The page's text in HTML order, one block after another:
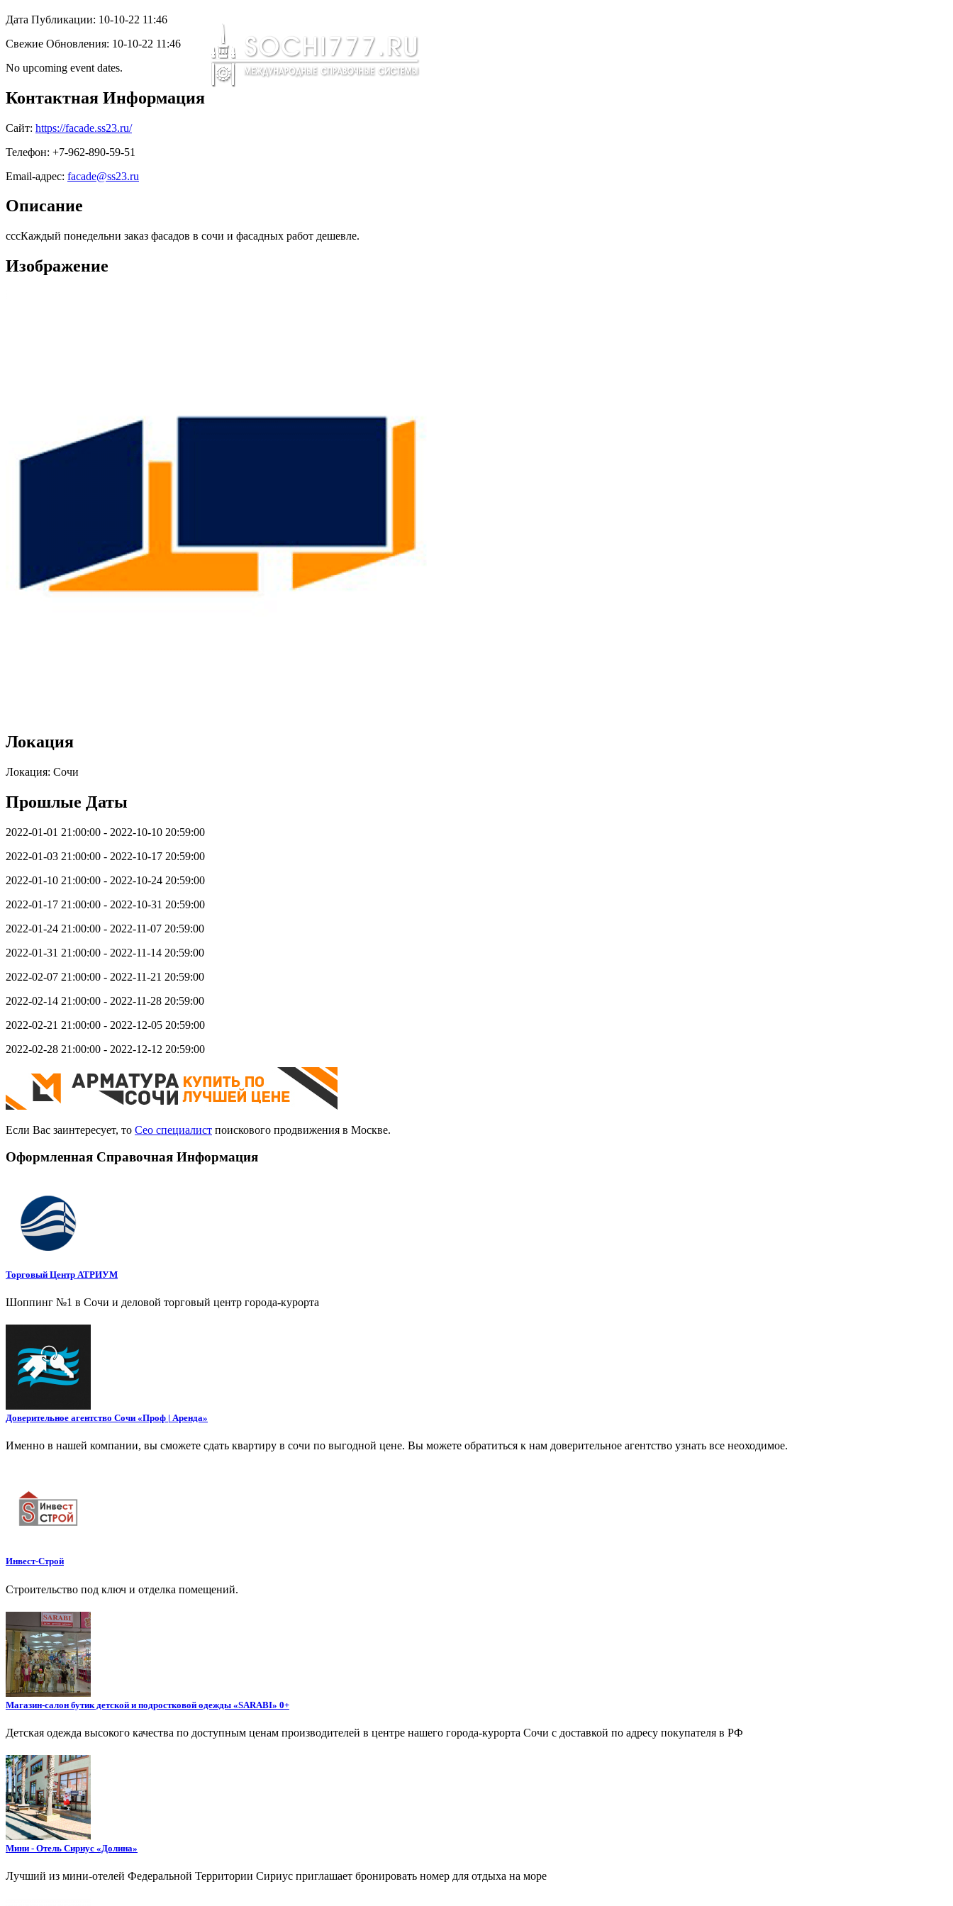
Дата Публикации: 10-10-22 11:46
Свежие Обновления: 10-10-22 11:46
No upcoming event dates.
Контактная Информация
Сайт: https://facade.ss23.ru/
Телефон: +7-962-890-59-51
Email-адрес: facade@ss23.ru
Описание
сссКаждый понедельни заказ фасадов в сочи и фасадных работ дешевле.
Изображение
Локация
Локация: Сочи
Прошлые Даты
2022-01-01 21:00:00 - 2022-10-10 20:59:00
2022-01-03 21:00:00 - 2022-10-17 20:59:00
2022-01-10 21:00:00 - 2022-10-24 20:59:00
2022-01-17 21:00:00 - 2022-10-31 20:59:00
2022-01-24 21:00:00 - 2022-11-07 20:59:00
2022-01-31 21:00:00 - 2022-11-14 20:59:00
2022-02-07 21:00:00 - 2022-11-21 20:59:00
2022-02-14 21:00:00 - 2022-11-28 20:59:00
2022-02-21 21:00:00 - 2022-12-05 20:59:00
2022-02-28 21:00:00 - 2022-12-12 20:59:00
Если Вас заинтересует, то Сео специалист поискового продвижения в Москве.
Оформленная Справочная Информация
Торговый Центр АТРИУМ
Шоппинг №1 в Сочи и деловой торговый центр города-курорта
Доверительное агентство Сочи «Проф | Аренда»
Именно в нашей компании, вы сможете сдать квартиру в сочи по выгодной цене. Вы можете обратиться к нам доверительное агентство узнать все неоходимое.
Инвест-Строй
Строительство под ключ и отделка помещений.
Магазин-салон бутик детской и подростковой одежды «SARABI» 0+
Детская одежда высокого качества по доступным ценам производителей в центре нашего города-курорта Сочи с доставкой по адресу покупателя в РФ
Мини - Отель Сириус «Долина»
Лучший из мини-отелей Федеральной Территории Сириус приглашает бронировать номер для отдыха на море